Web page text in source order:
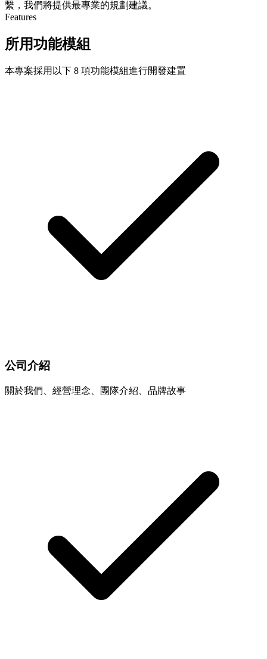
繫，我們將提供最專業的規劃建議。
Features
所用功能模組
本專案採用以下 8 項功能模組進行開發建置
公司介紹
關於我們、經營理念、團隊介紹、品牌故事